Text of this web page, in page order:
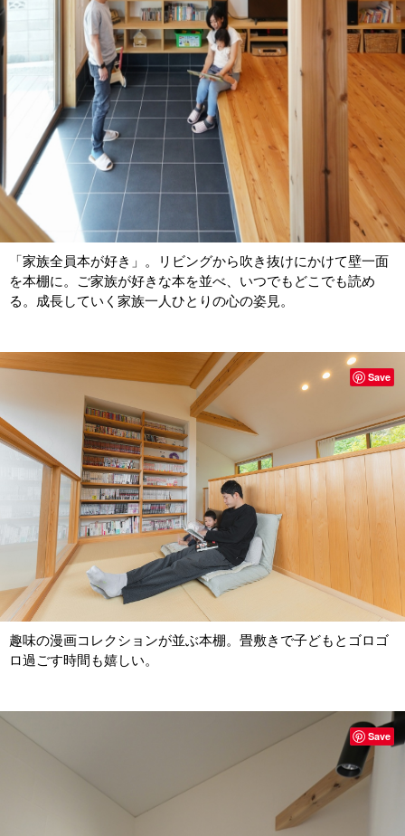
「家族全員本が好き」。リビングから吹き抜けにかけて壁一面
を本棚に。ご家族が好きな本を並べ、いつでもどこでも読め
る。成長していく家族一人ひとりの心の姿見。
趣味の漫画コレクションが並ぶ本棚。畳敷きで子どもとゴロゴ
ロ過ごす時間も嬉しい。
Save
Save